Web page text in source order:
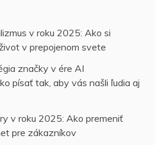
v roku 2025: Ako si
v prepojenom svete
značky v ére AI
písať tak, aby vás našli ľudia aj
v roku 2025: Ako premeniť
pre zákazníkov